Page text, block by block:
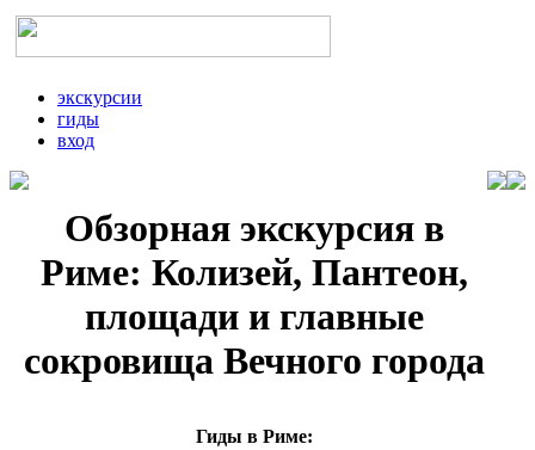
экскурсии
гиды
вход
Обзорная экскурсия в
Риме: Колизей, Пантеон,
площади и главные
сокровища Вечного города
Гиды в Риме: